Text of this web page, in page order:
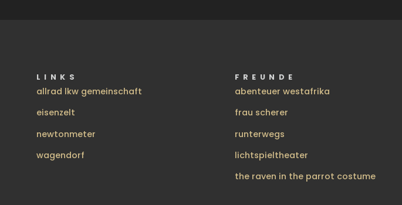
LINKS
allrad lkw gemeinschaft
eisenzelt
newtonmeter
wagendorf
FREUNDE
abenteuer westafrika
frau scherer
runterwegs
lichtspieltheater
the raven in the parrot costume